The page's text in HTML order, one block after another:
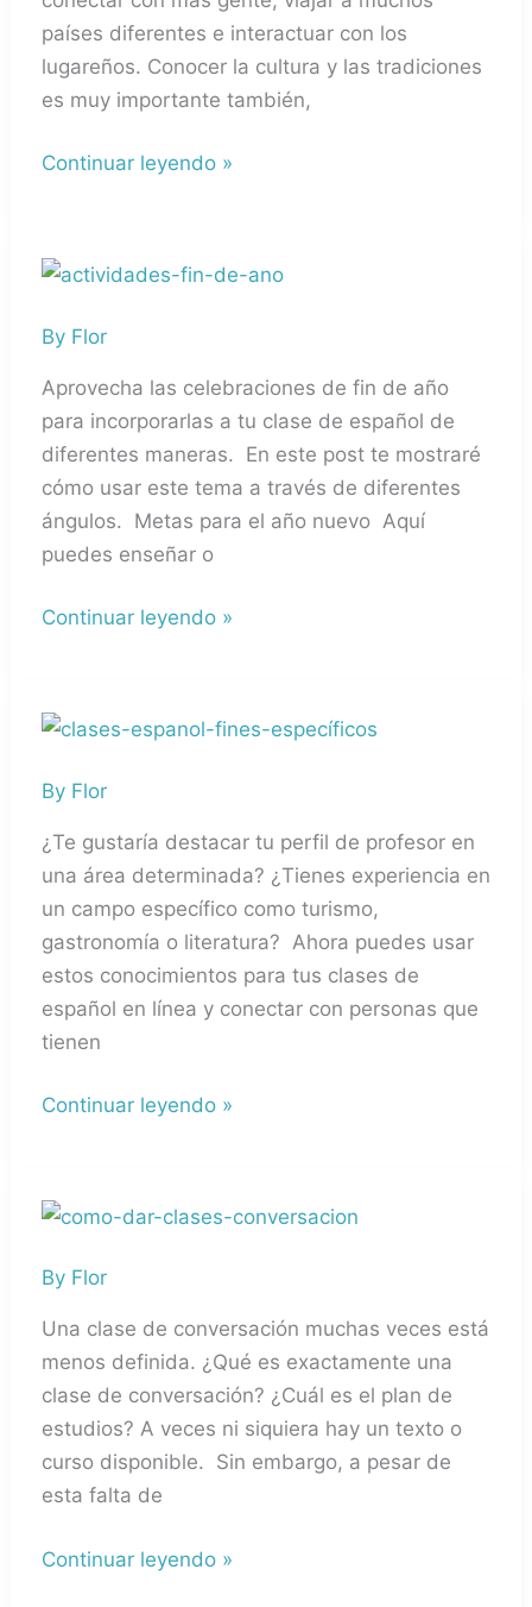
países diferentes e interactuar con los
lugareños. Conocer la cultura y las tradiciones
es muy importante también,
Continuar leyendo »
By Flor
Aprovecha las celebraciones de fin de año
para incorporarlas a tu clase de español de
diferentes maneras. En este post te mostraré
cómo usar este tema a través de diferentes
ángulos. Metas para el año nuevo Aquí
puedes enseñar o
Actividades
fin
año
para
español
Continuar leyendo »
By Flor
¿Te gustaría destacar tu perfil de profesor en
una área determinada? ¿Tienes experiencia en
un campo específico como turismo,
gastronomía o literatura? Ahora puedes usar
estos conocimientos para tus clases de
español en línea y conectar con personas que
tienen
¿Qué
enseñar
para
Específicos
(EFE)?
Continuar leyendo »
By Flor
Una clase de conversación muchas veces está
menos definida. ¿Qué es exactamente una
clase de conversación? ¿Cuál es el plan de
estudios? A veces ni siquiera hay un texto o
curso disponible. Sin embargo, a pesar de
esta falta de
¿Cómo
clases
Continuar leyendo »